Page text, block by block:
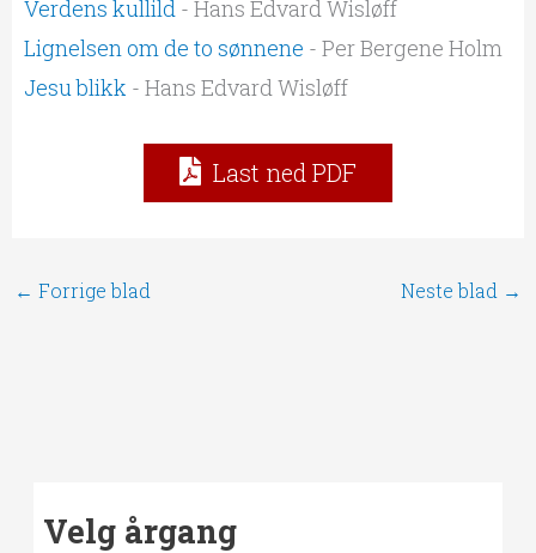
Verdens kullild - Hans Edvard Wisløff
Lignelsen om de to sønnene - Per Bergene Holm
Jesu blikk - Hans Edvard Wisløff
Last ned PDF
← Forrige blad Neste blad →
Velg årgang